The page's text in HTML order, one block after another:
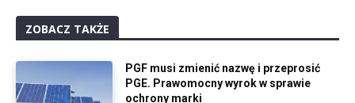
ZOBACZ TAKŻE
PGF musi zmienić nazwę i przeprosić
PGE. Prawomocny wyrok w sprawie
ochrony marki